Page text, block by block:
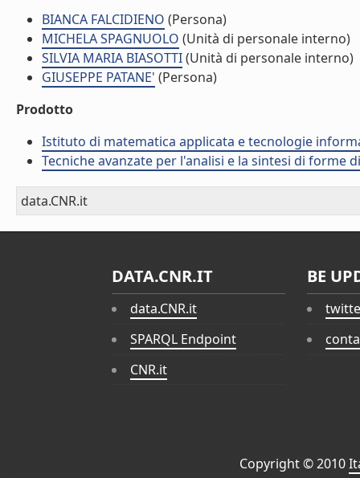
BIANCA FALCIDIENO (Persona)
MICHELA SPAGNUOLO (Unità di personale interno)
SILVIA MARIA BIASOTTI(Unità di personale interno)
GIUSEPPE PATANE' (Persona)
Prodotto
Istituto di matematica applicata e tecnologie
Tecniche avanzate per l'analisi e la sintesi di forme
data.CNR.it
DATA.CNR.IT
data.CNR.it
SPARQL Endpoint
CNR.it
BE
Copyright © 2010